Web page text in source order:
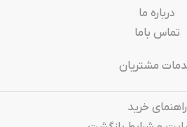
درباره‌ ما
تماس باما
مشتریان
راهنمای خرید